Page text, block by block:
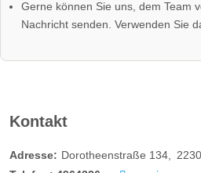
Gerne können Sie uns, dem Team
Nachricht senden. Verwenden Sie
Kontakt
Adresse: Dorotheenstraße 134